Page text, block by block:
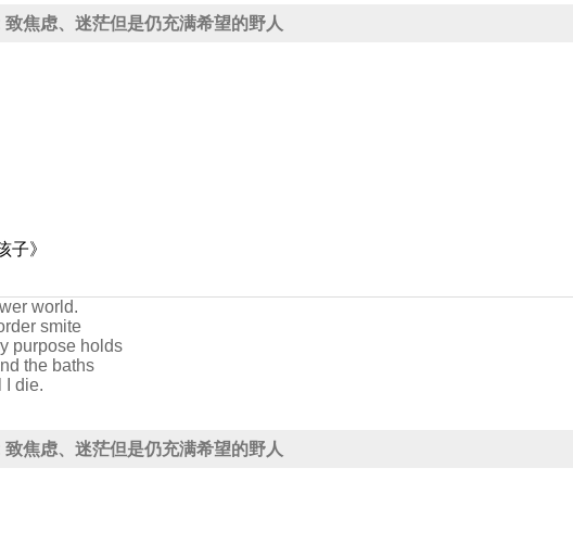
致焦虑、迷茫但是仍充满希望的野人
》
world.
smite
purpose holds
the baths
I die.
致焦虑、迷茫但是仍充满希望的野人